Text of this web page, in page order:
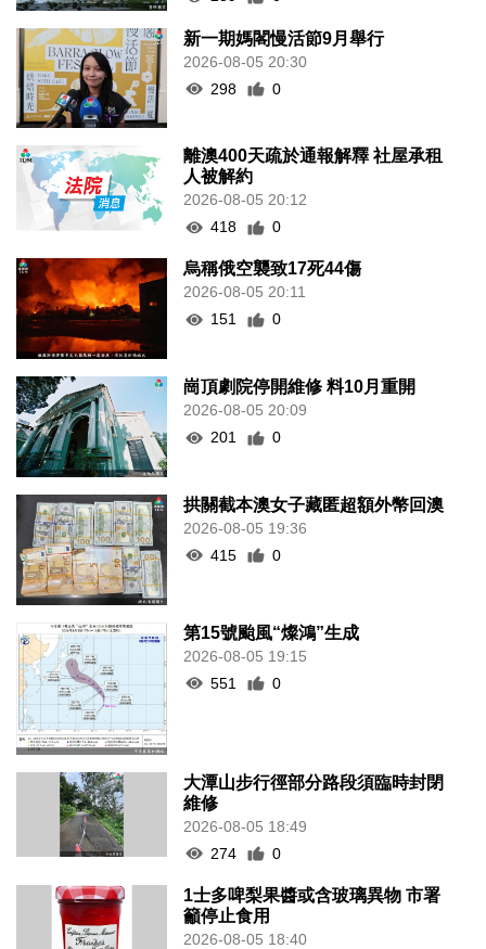
新一期媽閣慢活節9月舉行
2026-08-05 20:30
298
0
離澳400天疏於通報解釋 社屋承租
人被解約
2026-08-05 20:12
418
0
烏稱俄空襲致17死44傷
2026-08-05 20:11
151
0
崗頂劇院停開維修 料10月重開
2026-08-05 20:09
201
0
拱關截本澳女子藏匿超額外幣回澳
2026-08-05 19:36
415
0
第15號颱風“燦鴻”生成
2026-08-05 19:15
551
0
大潭山步行徑部分路段須臨時封閉
維修
2026-08-05 18:49
274
0
1士多啤梨果醬或含玻璃異物 市署
籲停止食用
2026-08-05 18:40